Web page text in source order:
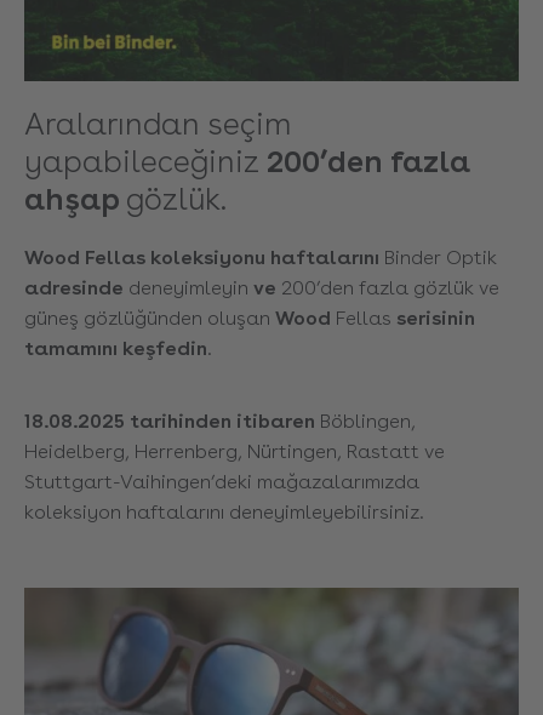
Aralarından seçim
yapabileceğiniz 200’den fazla
ahşap gözlük.
Wood Fellas koleksiyonu haftalarını Binder Optik
adresinde deneyimleyin ve 200’den fazla gözlük ve
güneş gözlüğünden oluşan Wood Fellas serisinin
tamamını keşfedin.
18.08.2025 tarihinden itibaren Böblingen,
Heidelberg, Herrenberg, Nürtingen, Rastatt ve
Stuttgart-Vaihingen’deki mağazalarımızda
koleksiyon haftalarını deneyimleyebilirsiniz.